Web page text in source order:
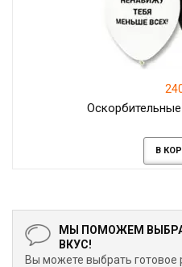
В
МЫ ПОМОЖЕМ
ВКУС!
Вы можете выбрать готовое